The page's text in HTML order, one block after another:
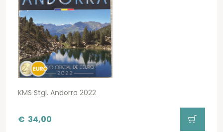
KMS Stgl. Andorra 2022
€ 34,00